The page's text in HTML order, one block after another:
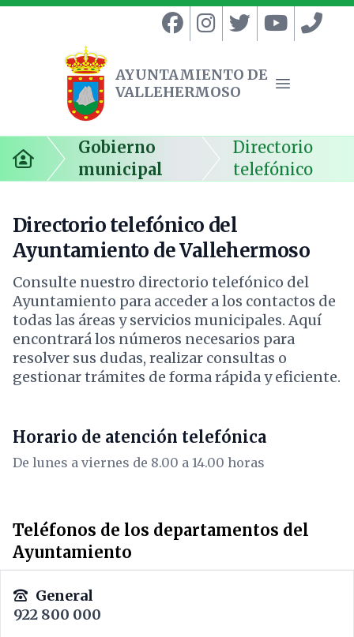
Ayuntamiento de Vallehermoso
AYUNTAMIENTO DE
VALLEHERMOSO
Abrir
Inicio
Gobierno
municipal
Directorio
telefónico
Directorio telefónico del
Ayuntamiento de Vallehermoso
Consulte nuestro directorio telefónico del
Ayuntamiento para acceder a los contactos de
todas las áreas y servicios municipales. Aquí
encontrará los números necesarios para
resolver sus dudas, realizar consultas o
gestionar trámites de forma rápida y eficiente.
Horario de atención telefónica
De lunes a viernes de 8.00 a 14.00 horas
Teléfonos de los departamentos del
Ayuntamiento
General
922 800 000